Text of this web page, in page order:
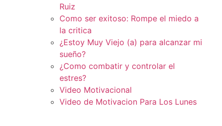
Ruiz
Como ser exitoso: Rompe el miedo a
la critica
¿Estoy Muy Viejo (a) para alcanzar mi
sueño?
¿Como combatir y controlar el
estres?
Video Motivacional
Video de Motivacion Para Los Lunes